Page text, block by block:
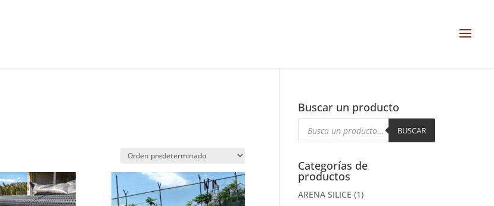
Buscar un producto
Búsqueda
productos
BUSCAR
Categorías de
productos
ARENA SILICE (1)